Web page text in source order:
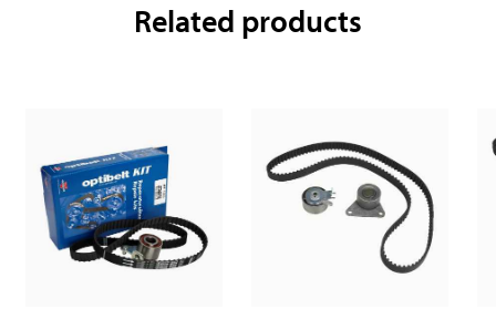
Related products